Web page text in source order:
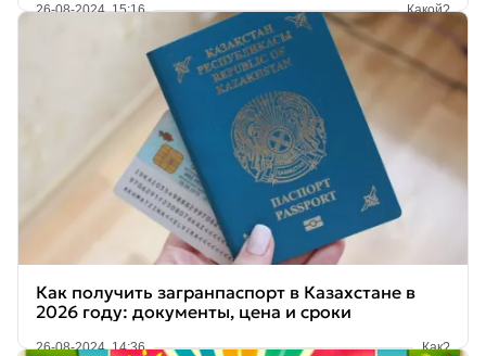
26-08-2024, 15:16 Какой?
Как получить загранпаспорт в Казахстане в
2026 году: документы, цена и сроки
26-08-2024, 14:36 Как?